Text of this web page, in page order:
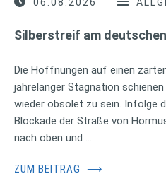
Silberstreif am
Die Hoffnungen auf einen
jahrelanger Stagnation
wieder obsolet zu sein. Infolge
Blockade der Straße von
nach oben und …
ZUM BEITRAG ⟶